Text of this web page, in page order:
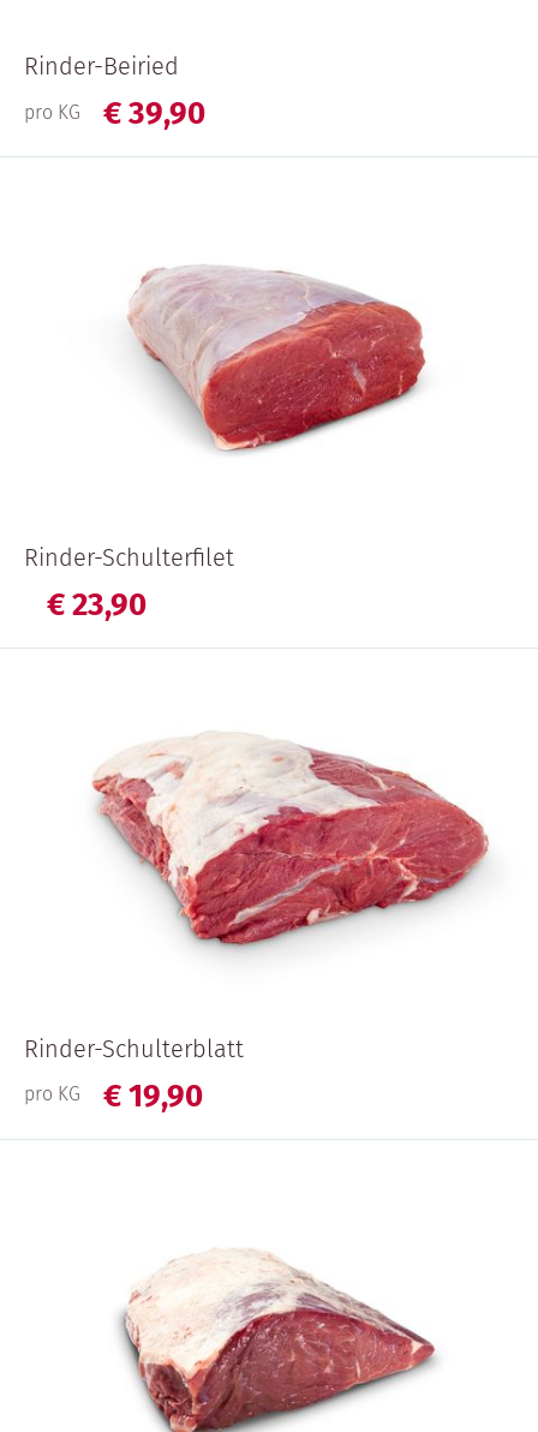
Rinder-Beiried
pro KG €39,90
Rinder-Schulterfilet
€23,90
Rinder-Schulterblatt
pro KG €19,90